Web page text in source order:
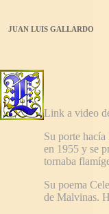
JUAN LUIS GALLARDO
Link a video
Su porte
en 1955 y se
tornaba
Su poema
de Malvinas.